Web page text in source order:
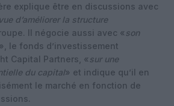
explique être en discussions avec
d’améliorer la structure
Il négocie aussi avec «son
le fonds d’investissement
Capital Partners, «sur une
du capital» et indique qu’il en
le marché en fonction de